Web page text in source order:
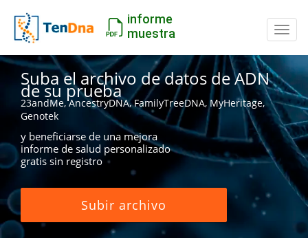
informe
muestra
Suba el archivo de datos de ADN
de su prueba
23andMe, AncestryDNA, FamilyTreeDNA, MyHeritage,
Genotek
y beneficiarse de una mejora
informe de salud personalizado
gratis sin registro
Subir archivo